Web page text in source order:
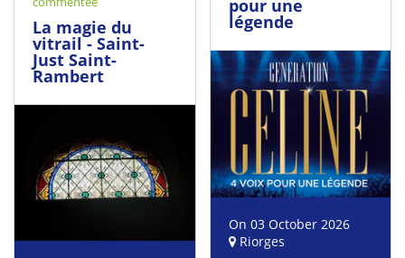
pour une
légende
On 03 October 2026
Riorges
La magie du
vitrail - Saint-
Just Saint-
Rambert